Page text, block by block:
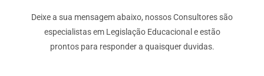
Deixe a sua mensagem abaixo, nossos Consultores são
especialistas em Legislação Educacional e estão
prontos para responder a quaisquer duvidas.